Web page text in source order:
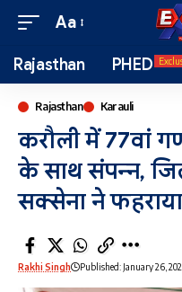
Aa
Rajasthan PHED
Rajasthan Karauli
करौली में 77वां
के साथ संपन्न,
सक्सेना ने फहराया
Rakhi Singh Published: January 26,